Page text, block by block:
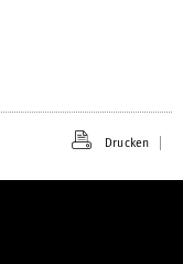
Drucken